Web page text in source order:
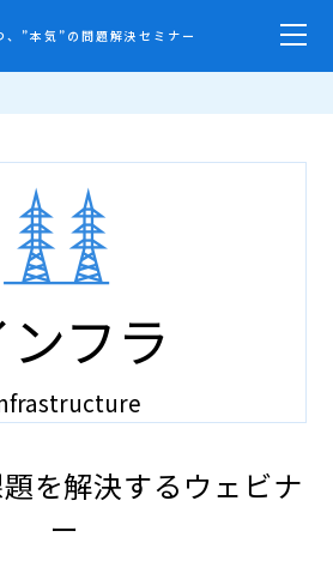
、”本気”の問題解決セミナー
フラ
を解決するウェビナ
ー